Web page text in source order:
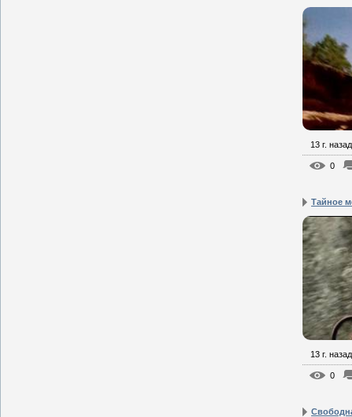
13 г. назад
0
Тайное
13 г. назад
0